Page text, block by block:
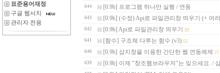
표준용어재정
구글 웹서치
관리자 전용
644 [0.9b] 프로그램 하나만 실행 / 연동
643 [0.9b] (수정) Api로 파일관리창 띄우기 (+ 여
642 [0.9b] Api로 파일관리창 띄우기 [9]
641 [함수] 구조체 다루는 함수 (v3) [1]
640 [0.9b] 삼지창을 이용한 간단한 웹 연동예제 [7]
639 [0.9b] 이제 "창조웹브라우저"는 잊으세요. /